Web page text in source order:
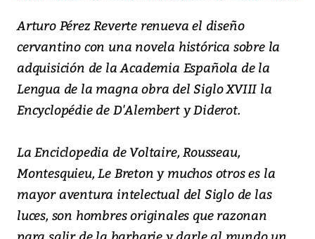
Arturo Pérez Reverte renueva el diseño
cervantino con una novela histórica sobre la
adquisición de la Academia Española de la
Lengua de la magna obra del Siglo XVIII la
Encyclopédie de D'Alembert y Diderot.
La Enciclopedia de Voltaire, Rousseau,
Montesquieu, Le Breton y muchos otros es la
mayor aventura intelectual del Siglo de las
luces, son hombres originales que razonan